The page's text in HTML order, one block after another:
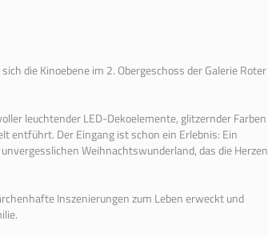
die Kinoebene im 2. Obergeschoss der Galerie Roter
leuchtender LED-Dekoelemente, glitzernder Farben
entführt. Der Eingang ist schon ein Erlebnis: Ein
Weihnachtswunderland, das die Herzen
Inszenierungen zum Leben erweckt und